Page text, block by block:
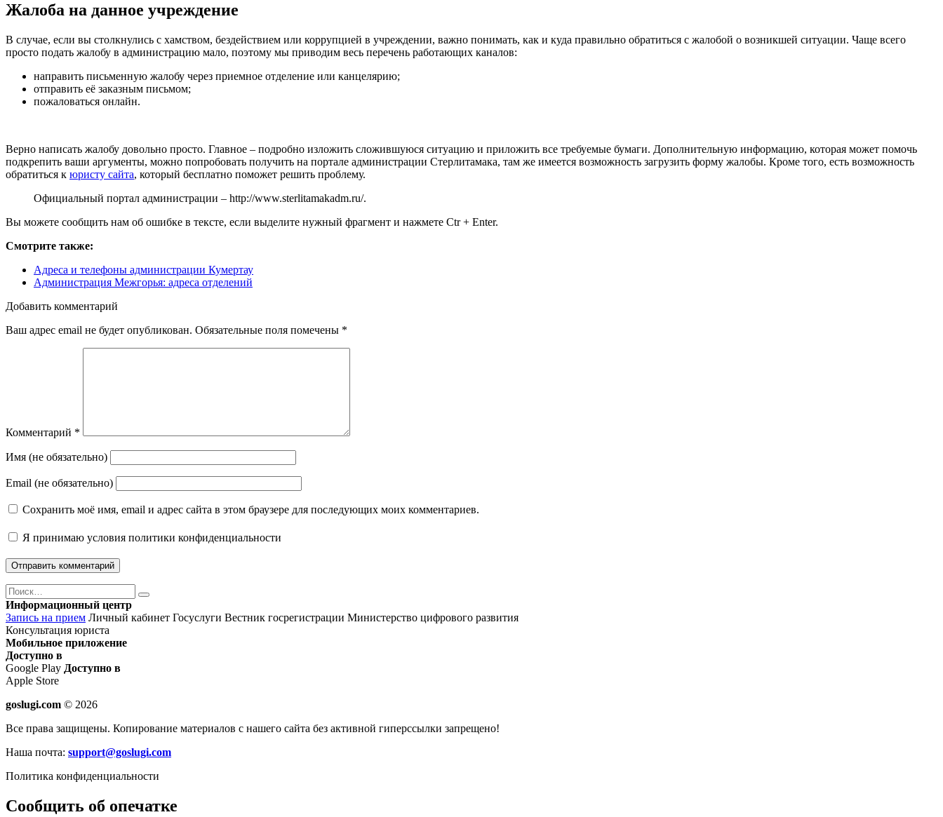
Жалоба на данное учреждение
В случае, если вы столкнулись с хамством, бездействием или коррупцией в учреждении, важно понимать, как и куда правильно обратиться с жалобой о возникшей ситуации. Чаще всего
просто подать жалобу в администрацию мало, поэтому мы приводим весь перечень работающих каналов:
направить письменную жалобу через приемное отделение или канцелярию;
отправить её заказным письмом;
пожаловаться онлайн.
Верно написать жалобу довольно просто. Главное – подробно изложить сложившуюся ситуацию и приложить все требуемые бумаги. Дополнительную информацию, которая может помочь
подкрепить ваши аргументы, можно попробовать получить на портале администрации Стерлитамака, там же имеется возможность загрузить форму жалобы. Кроме того, есть возможность
обратиться к юристу сайта, который бесплатно поможет решить проблему.
Официальный портал администрации – http://www.sterlitamakadm.ru/.
Вы можете сообщить нам об ошибке в тексте, если выделите нужный фрагмент и нажмете Ctr + Enter.
Смотрите также:
Адреса и телефоны администрации Кумертау
Администрация Межгорья: адреса отделений
Добавить комментарий
Ваш адрес email не будет опубликован. Обязательные поля помечены *
Комментарий *
Имя (не обязательно)
Email (не обязательно)
Сохранить моё имя, email и адрес сайта в этом браузере для последующих моих комментариев.
Я принимаю условия политики конфиденциальности
Поиск
Найти
Информационный центр
Запись на прием Личный кабинет Госуслуги Вестник госрегистрации Министерство цифрового развития
Консультация юриста
Мобильное приложение
Доступно в
Google Play Доступно в
Apple Store
goslugi.com © 2026
Все права защищены. Копирование материалов с нашего сайта без активной гиперссылки запрещено!
Наша почта: support@goslugi.com
Политика конфиденциальности
Сообщить об опечатке